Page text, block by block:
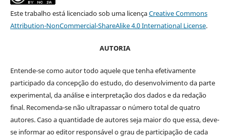
Este trabalho está licenciado sob uma licençaCreative Commons
Attribution-NonCommercial-ShareAlike 4.0 International License.
AUTORIA
Entende-se como autor todo aquele que tenha efetivamente
participado da concepção do estudo, do desenvolvimento da parte
experimental, da análise e interpretação dos dados e da redação
final. Recomenda-se não ultrapassar o número total de quatro
autores. Caso a quantidade de autores seja maior do que essa, deve-
se informar ao editor responsável o grau de participação de cada